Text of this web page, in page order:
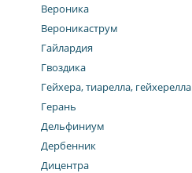
Вероника
Вероникаструм
Гайлардия
Гвоздика
Гейхера, тиарелла, гейхерелла
Герань
Дельфиниум
Дербенник
Дицентра